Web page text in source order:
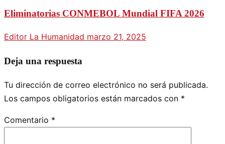
Eliminatorias CONMEBOL Mundial FIFA 2026
Editor La Humanidad marzo 21, 2025
Deja una respuesta
Tu dirección de correo electrónico no será publicada.
Los campos obligatorios están marcados con *
Comentario *